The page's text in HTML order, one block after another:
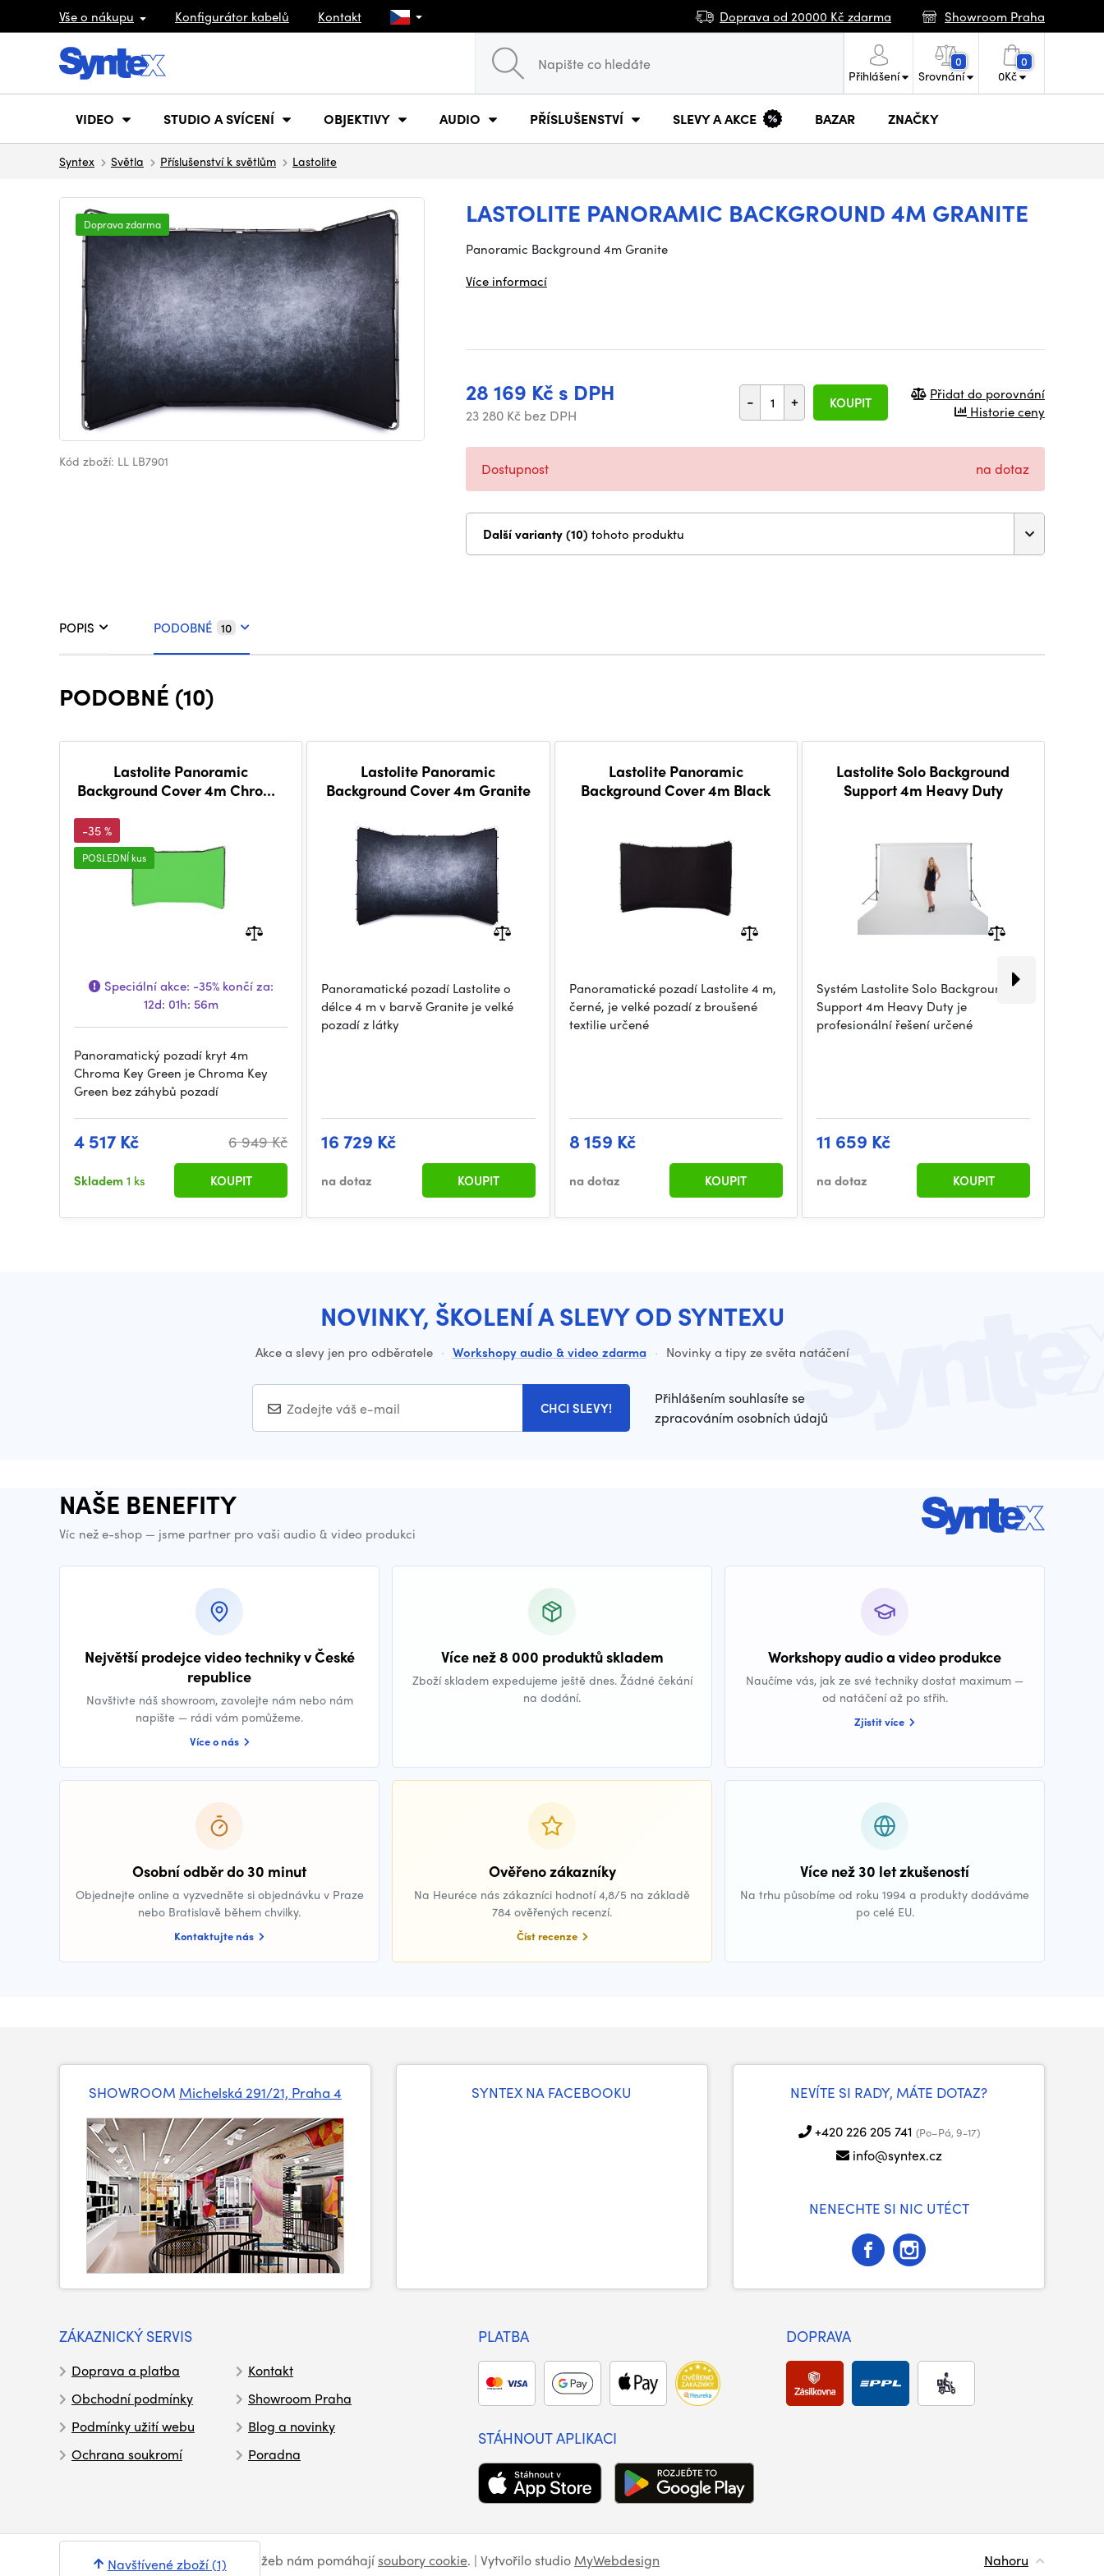
Vše o nákupu Konfigurátor kabelů Kontakt Doprava od 20000 Kč zdarma Showroom Praha
Přihlášení
0
Srovnání
0
0Kč
VIDEO STUDIO A SVÍCENÍ OBJEKTIVY AUDIO PŘÍSLUŠENSTVÍ SLEVY A AKCE BAZAR ZNAČKY
Syntex Světla Příslušenství k světlům Lastolite
LASTOLITE PANORAMIC BACKGROUND 4M GRANITE
Doprava zdarma
Kód zboží: LL LB7901
Panoramic Background 4m Granite
Více informací
28 169 Kč s DPH
23 280 Kč bez DPH
- + KOUPIT
Přidat do porovnání
Historie ceny
Dostupnost na dotaz
Další varianty (10) tohoto produktu
POPIS PODOBNÉ 10
PODOBNÉ (10)
Lastolite Panoramic
Background Cover 4m Chroma
-35 %
POSLEDNÍ kus
Speciální akce: -35%končí za:
12d: 01h: 56m
Panoramatický pozadí kryt 4m
Chroma Key Green je Chroma Key
Green bez záhybů pozadí
4 517 Kč 6 949 Kč
Skladem1 ks KOUPIT
Lastolite Panoramic
Background Cover 4m Granite
Panoramatické pozadí Lastolite o
délce 4 m v barvě Granite je velké
pozadí z látky
16 729 Kč
na dotaz KOUPIT
Lastolite Panoramic
Background Cover 4m Black
Panoramatické pozadí Lastolite 4 m,
černé, je velké pozadí z broušené
textilie určené
8 159 Kč
na dotaz KOUPIT
Lastolite Solo Background
Support 4m Heavy Duty
Systém Lastolite Solo Background
Support 4m Heavy Duty je
profesionální řešení určené
11 659 Kč
na dotaz KOUPIT
NOVINKY, ŠKOLENÍ A SLEVY OD SYNTEXU
Akce a slevy jen pro odběratele · Workshopy audio & video zdarma · Novinky a tipy ze světa natáčení
CHCI SLEVY!
Přihlášením souhlasíte se
zpracováním osobních údajů
NAŠE BENEFITY
Víc než e-shop — jsme partner pro vaši audio & video produkci
Největší prodejce video techniky v České
republice
Navštivte náš showroom, zavolejte nám nebo nám
napište — rádi vám pomůžeme.
Více o nás
Více než 8 000 produktů skladem
Zboží skladem expedujeme ještě dnes. Žádné čekání
na dodání.
Workshopy audio a video produkce
Naučíme vás, jak ze své techniky dostat maximum —
od natáčení až po střih.
Zjistit více
Osobní odběr do 30 minut
Objednejte online a vyzvedněte si objednávku v Praze
nebo Bratislavě během chvilky.
Kontaktujte nás
Ověřeno zákazníky
Na Heuréce nás zákazníci hodnotí 4,8/5 na základě
784 ověřených recenzí.
Číst recenze
Více než 30 let zkušeností
Na trhu působíme od roku 1994 a produkty dodáváme
po celé EU.
SHOWROOM Michelská 291/21, Praha 4 SYNTEX NA FACEBOOKU NEVÍTE SI RADY, MÁTE DOTAZ?
+420 226 205 741 (Po–Pá, 9-17)
info@syntex.cz
NENECHTE SI NIC UTÉCT
ZÁKAZNICKÝ SERVIS
Doprava a platba
Obchodní podmínky
Podmínky užití webu
Ochrana soukromí
Kontakt
Showroom Praha
Blog a novinky
Poradna
PLATBA DOPRAVA
STÁHNOUT APLIKACI
© Syntex 2026. Při poskytování služeb nám pomáhají soubory cookie. | Vytvořilo studio MyWebdesign Nahoru
Navštívené zboží (1)